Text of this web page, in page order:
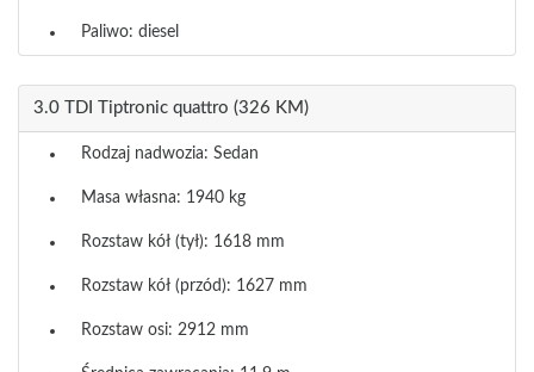
Paliwo: diesel
3.0 TDI Tiptronic quattro (326 KM)
Rodzaj nadwozia: Sedan
Masa własna: 1940 kg
Rozstaw kół (tył): 1618 mm
Rozstaw kół (przód): 1627 mm
Rozstaw osi: 2912 mm